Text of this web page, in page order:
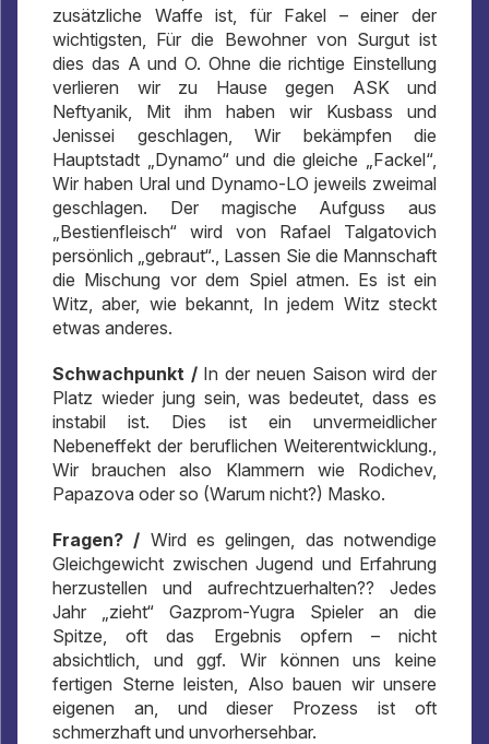
zusätzliche Waffe ist, für Fakel – einer der
wichtigsten, Für die Bewohner von Surgut ist
dies das A und O. Ohne die richtige Einstellung
verlieren wir zu Hause gegen ASK und
Neftyanik, Mit ihm haben wir Kusbass und
Jenissei geschlagen, Wir bekämpfen die
Hauptstadt „Dynamo“ und die gleiche „Fackel“,
Wir haben Ural und Dynamo-LO jeweils zweimal
geschlagen. Der magische Aufguss aus
„Bestienfleisch“ wird von Rafael Talgatovich
persönlich „gebraut“., Lassen Sie die Mannschaft
die Mischung vor dem Spiel atmen. Es ist ein
Witz, aber, wie bekannt, In jedem Witz steckt
etwas anderes.
Schwachpunkt /In der neuen Saison wird der
Platz wieder jung sein, was bedeutet, dass es
instabil ist. Dies ist ein unvermeidlicher
Nebeneffekt der beruflichen Weiterentwicklung.,
Wir brauchen also Klammern wie Rodichev,
Papazova oder so (Warum nicht?) Masko.
Fragen? / Wird es gelingen, das notwendige
Gleichgewicht zwischen Jugend und Erfahrung
herzustellen und aufrechtzuerhalten?? Jedes
Jahr „zieht“ Gazprom-Yugra Spieler an die
Spitze, oft das Ergebnis opfern – nicht
absichtlich, und ggf. Wir können uns keine
fertigen Sterne leisten, Also bauen wir unsere
eigenen an, und dieser Prozess ist oft
schmerzhaft und unvorhersehbar.